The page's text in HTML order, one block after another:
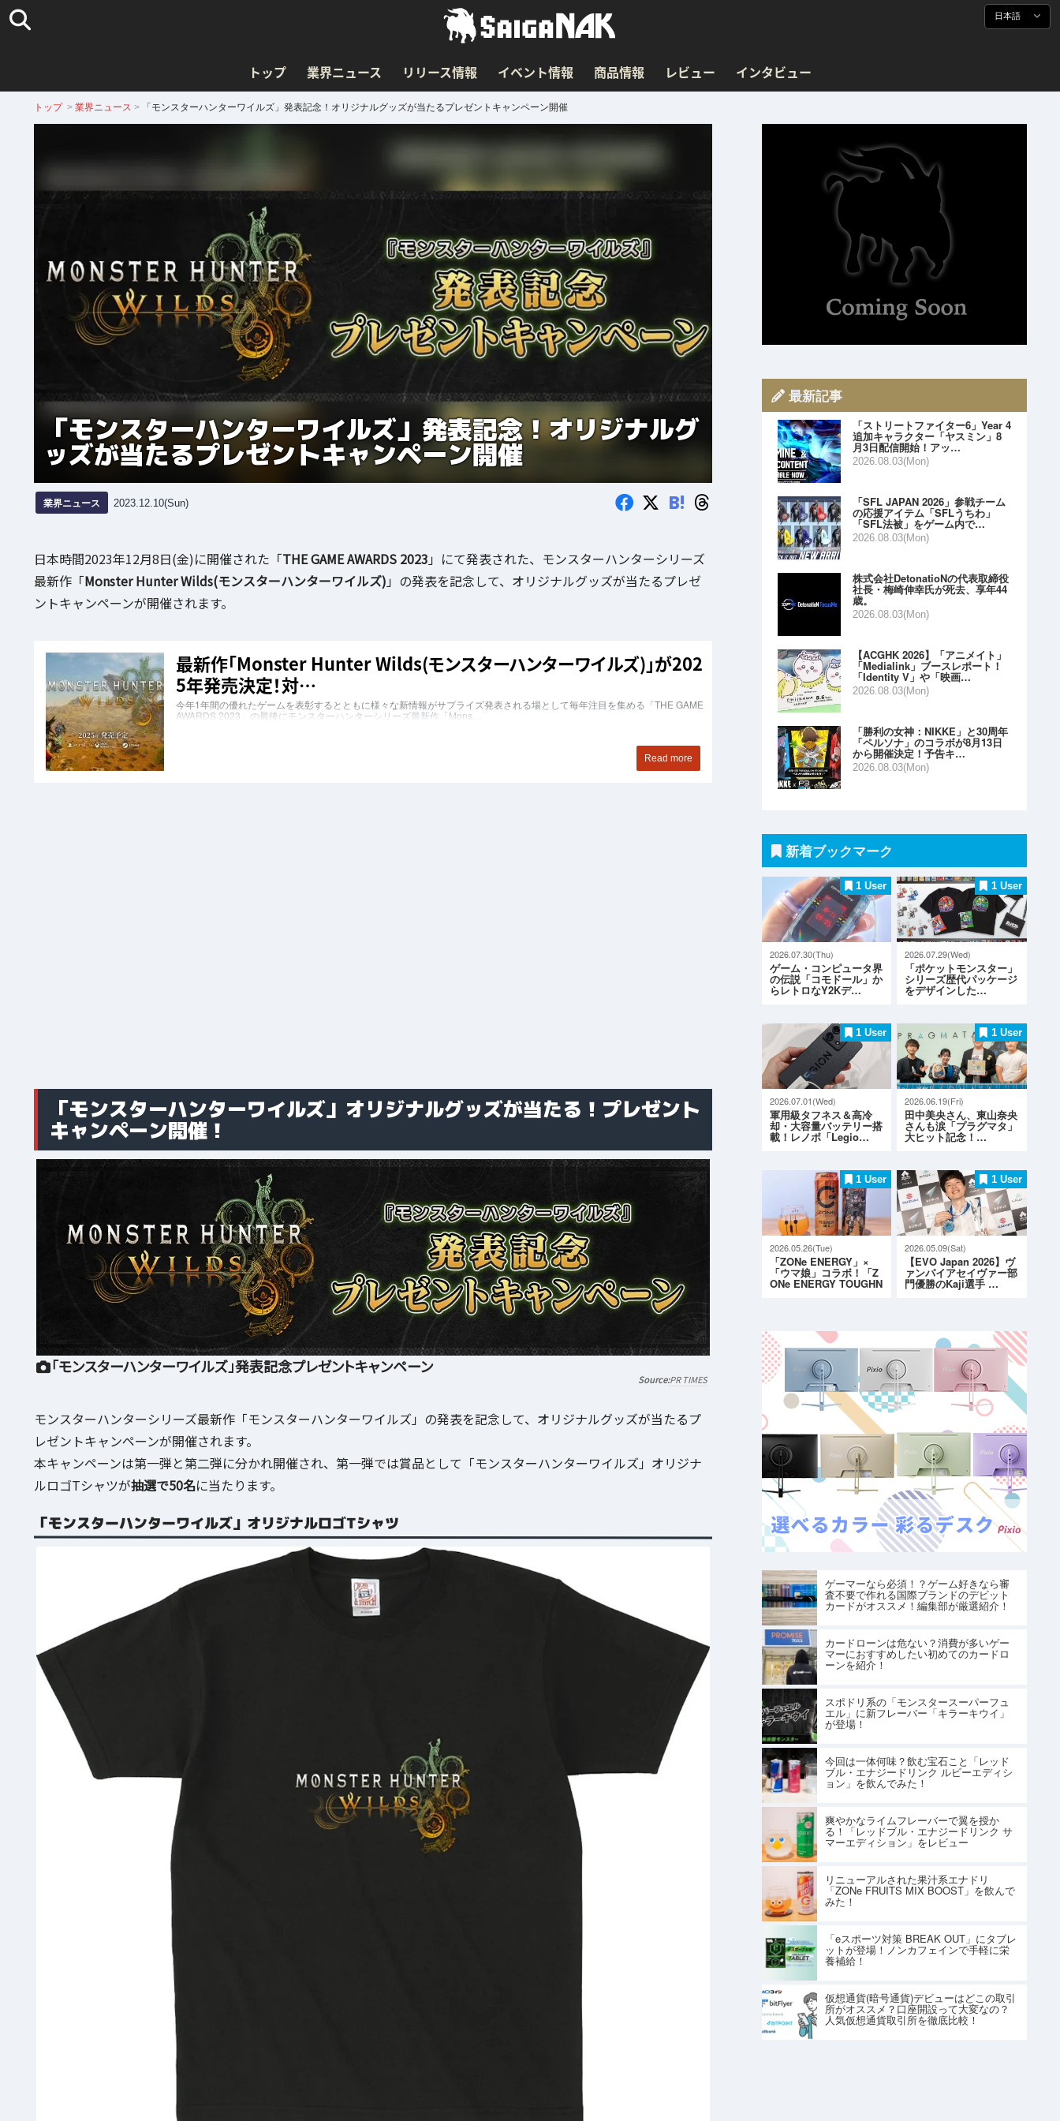
日本語
トップ 業界ニュース リリース情報 イベント情報 商品情報 レビュー インタビュー
トップ > 業界ニュース > 「モンスターハンターワイルズ」発表記念！オリジナルグッズが当たるプレゼントキャンペーン開催
「モンスターハンターワイルズ」発表記念！オリジナルグ
ッズが当たるプレゼントキャンペーン開催
業界ニュース 2023.12.10(Sun) B!
日本時間2023年12月8日(金)に開催された「THE GAME AWARDS 2023 」にて発表された、モンスターハンターシリーズ
最新作「Monster Hunter Wilds(モンスターハンターワイルズ) 」の発表を記念して、オリジナルグッズが当たるプレゼ
ントキャンペーンが開催されます。
「モンスターハンターワイルズ」オリジナルグッズが当たる！プレゼント
キャンペーン開催！
「モンスターハンターワイルズ」発表記念プレゼントキャンペーン
PR TIMES
モンスターハンターシリーズ最新作「モンスターハンターワイルズ」の発表を記念して、オリジナルグッズが当たるプ
レゼントキャンペーンが開催されます。
本キャンペーンは第一弾と第二弾に分かれ開催され、第一弾では賞品として「モンスターハンターワイルズ」オリジナ
ルロゴTシャツが抽選で50名に当たります。
「モンスターハンターワイルズ」オリジナルロゴTシャツ
最新記事
「ストリートファイター6」Year 4
追加キャラクター「ヤスミン」8
月3日配信開始！アッ…
2026.08.03(Mon)
「SFL JAPAN 2026」参戦チーム
の応援アイテム「SFLうちわ」
「SFL法被」をゲーム内で…
2026.08.03(Mon)
株式会社DetonatioNの代表取締役
社長・梅崎伸幸氏が死去、享年44
歳。
2026.08.03(Mon)
【ACGHK 2026】「アニメイト」
「Medialink」ブースレポート！
「Identity V」や「映画…
2026.08.03(Mon)
「勝利の女神：NIKKE」と30周年
「ペルソナ」のコラボが8月13日
から開催決定！予告キ…
2026.08.03(Mon)
新着ブックマーク
1 User
2026.07.30(Thu)
ゲーム・コンピュータ界
の伝説「コモドール」か
らレトロなY2Kデ…
1 User
2026.07.29(Wed)
「ポケットモンスター」
シリーズ歴代パッケージ
をデザインした…
1 User
2026.07.01(Wed)
軍用級タフネス＆高冷
却・大容量バッテリー搭
載！レノボ「Legio…
1 User
2026.06.19(Fri)
田中美央さん、東山奈央
さんも涙「プラグマタ」
大ヒット記念！…
1 User
2026.05.26(Tue)
「ZONe ENERGY」×
「ウマ娘」コラボ！「Z
ONe ENERGY TOUGHN
1 User
2026.05.09(Sat)
【EVO Japan 2026】ヴ
ァンパイアセイヴァー部
門優勝のKaji選手 …
ゲーマーなら必須！？ゲーム好きなら審
査不要で作れる国際ブランドのデビット
カードがオススメ！編集部が厳選紹介！
カードローンは危ない？消費が多いゲー
マーにおすすめしたい初めてのカードロ
ーンを紹介！
スポドリ系の「モンスタースーパーフュ
エル」に新フレーバー「キラーキウイ」
が登場！
今回は一体何味？飲む宝石こと「レッド
ブル・エナジードリンク ルビーエディシ
ョン」を飲んでみた！
爽やかなライムフレーバーで翼を授か
る！「レッドブル・エナジードリンク サ
マーエディション」をレビュー
リニューアルされた果汁系エナドリ
「ZONe FRUITS MIX BOOST」を飲んで
みた！
「eスポーツ対策 BREAK OUT」にタブレ
ットが登場！ノンカフェインで手軽に栄
養補給！
仮想通貨(暗号通貨)デビューはどこの取引
所がオススメ？口座開設って大変なの？
人気仮想通貨取引所を徹底比較！